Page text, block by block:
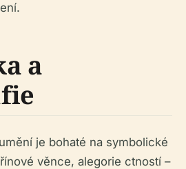
a
je bohaté na symbolické
věnce, alegorie ctností –